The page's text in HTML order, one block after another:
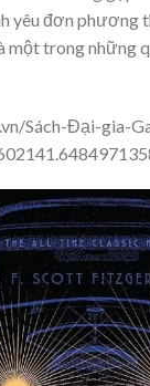
yêu đơn phương
trong những
Sách-Đại-gia-